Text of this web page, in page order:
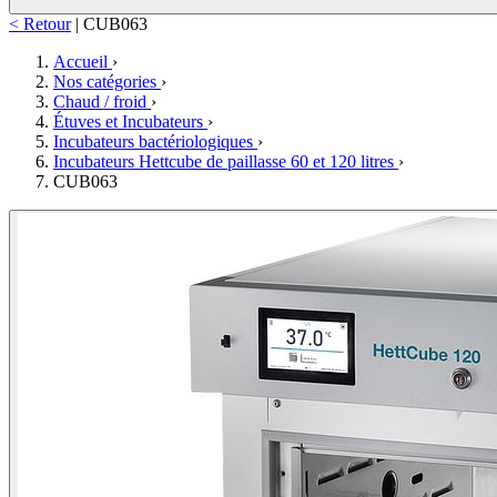
< Retour | CUB063
Accueil ›
Nos catégories ›
Chaud / froid ›
Étuves et Incubateurs ›
Incubateurs bactériologiques ›
Incubateurs Hettcube de paillasse 60 et 120 litres ›
CUB063